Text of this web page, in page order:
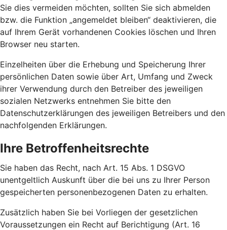
Sie dies vermeiden möchten, sollten Sie sich abmelden
bzw. die Funktion „angemeldet bleiben“ deaktivieren, die
auf Ihrem Gerät vorhandenen Cookies löschen und Ihren
Browser neu starten.
Einzelheiten über die Erhebung und Speicherung Ihrer
persönlichen Daten sowie über Art, Umfang und Zweck
ihrer Verwendung durch den Betreiber des jeweiligen
sozialen Netzwerks entnehmen Sie bitte den
Datenschutzerklärungen des jeweiligen Betreibers und den
nachfolgenden Erklärungen.
Ihre Betroffenheitsrechte
Sie haben das Recht, nach Art. 15 Abs. 1 DSGVO
unentgeltlich Auskunft über die bei uns zu Ihrer Person
gespeicherten personenbezogenen Daten zu erhalten.
Zusätzlich haben Sie bei Vorliegen der gesetzlichen
Voraussetzungen ein Recht auf Berichtigung (Art. 16